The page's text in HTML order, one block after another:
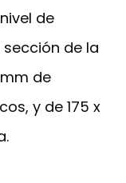
de
de la
de
y de 175 x